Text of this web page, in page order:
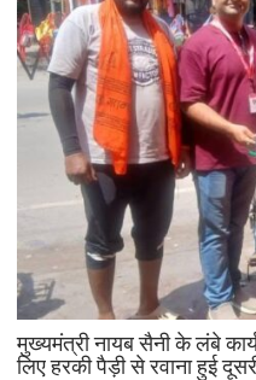
मुख्यमंत्री नायब सैनी के लंबे
लिए हरकी पैड़ी से रवाना हुई